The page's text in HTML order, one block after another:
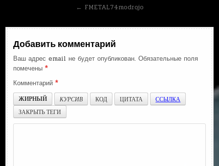
← FMETAL74modrojo
Добавить комментарий
Ваш адрес email не будет опубликован. Обязательные поля
помечены*
Комментарий*
ЖИРНЫЙ
КУРСИВ КОД ЦИТАТА
ССЫЛКА
ЗАКРЫТЬ ТЕГИ